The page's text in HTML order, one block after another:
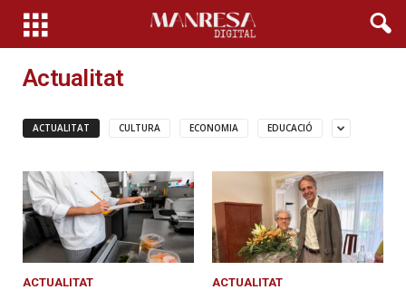
Actualitat
ACTUALITAT CULTURA ECONOMIA EDUCACIÓ
ACTUALITAT ACTUALITAT